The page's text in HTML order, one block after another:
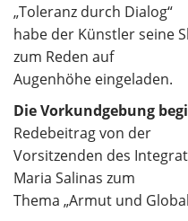
„Toleranz durch Dialog“
habe der Künstler seine
zum Reden auf
Augenhöhe eingeladen.
Die Vorkundgebung
Redebeitrag von der
Vorsitzenden des
Maria Salinas zum
Thema „Armut und